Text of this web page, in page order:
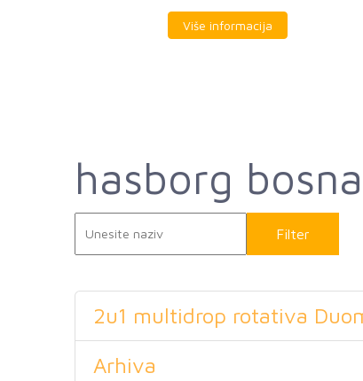
Više informacija
hasborg
Filter
2u1 multidrop rotativa
Arhiva